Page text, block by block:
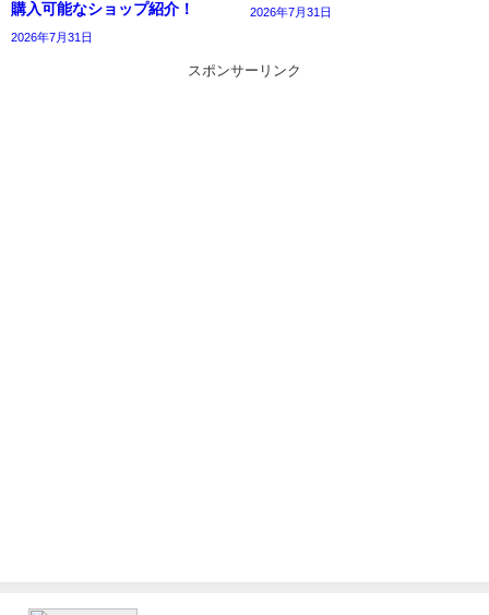
購入可能なショップ紹介！
2026年7月31日
2026年7月31日
スポンサーリンク